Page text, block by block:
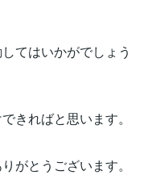
てはいかがでしょう
きればと思います。
がとうございます。